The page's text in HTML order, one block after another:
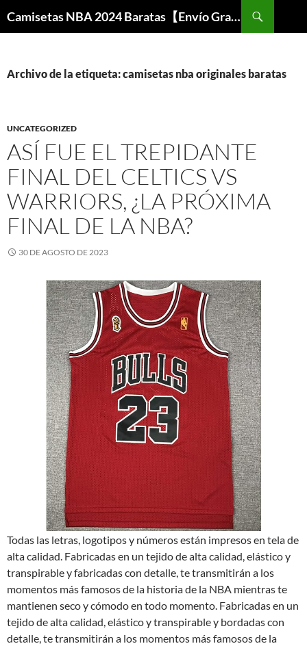
Camisetas NBA 2024 Baratas【Envío Gratis】
Archivo de la etiqueta: camisetas nba originales baratas
UNCATEGORIZED
ASÍ FUE EL TREPIDANTE
FINAL DEL CELTICS VS
WARRIORS, ¿LA PRÓXIMA
FINAL DE LA NBA?
30 DE AGOSTO DE 2023
Todas las letras, logotipos y números están impresos en tela de
alta calidad. Fabricadas en un tejido de alta calidad, elástico y
transpirable y fabricadas con detalle, te transmitirán a los
momentos más famosos de la historia de la NBA mientras te
mantienen seco y cómodo en todo momento. Fabricadas en un
tejido de alta calidad, elástico y transpirable y bordadas con
detalle, te transmitirán a los momentos más famosos de la